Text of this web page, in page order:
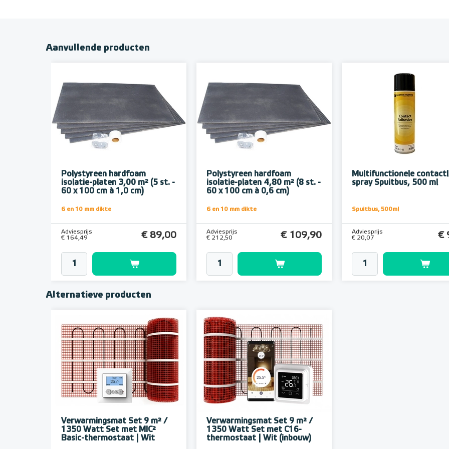
Aanvullende producten
Polystyreen hardfoam
isolatie-platen 3,00 m² (5 st. -
60 x 100 cm à 1,0 cm)
6 en 10 mm dikte
Adviesprijs
€ 164,49
€ 89,00
Polystyreen hardfoam
isolatie-platen 4,80 m² (8 st. -
60 x 100 cm à 0,6 cm)
6 en 10 mm dikte
Adviesprijs
€ 212,50
€ 109,90
Multifunctionele
spray Spuitbus, 500 ml
Spuitbus, 500ml
Adviesprijs
€ 20,07
€
Alternatieve producten
Verwarmingsmat Set 9 m² /
1350 Watt Set met MIC²
Basic-thermostaat | Wit
Verwarmingsmat Set 9 m² /
1350 Watt Set met C16-
thermostaat | Wit (inbouw)